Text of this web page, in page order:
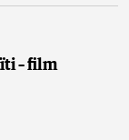
– film